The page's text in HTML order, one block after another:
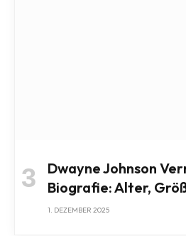
Dwayne Johnson
Biografie: Alter,
1. DEZEMBER 2025